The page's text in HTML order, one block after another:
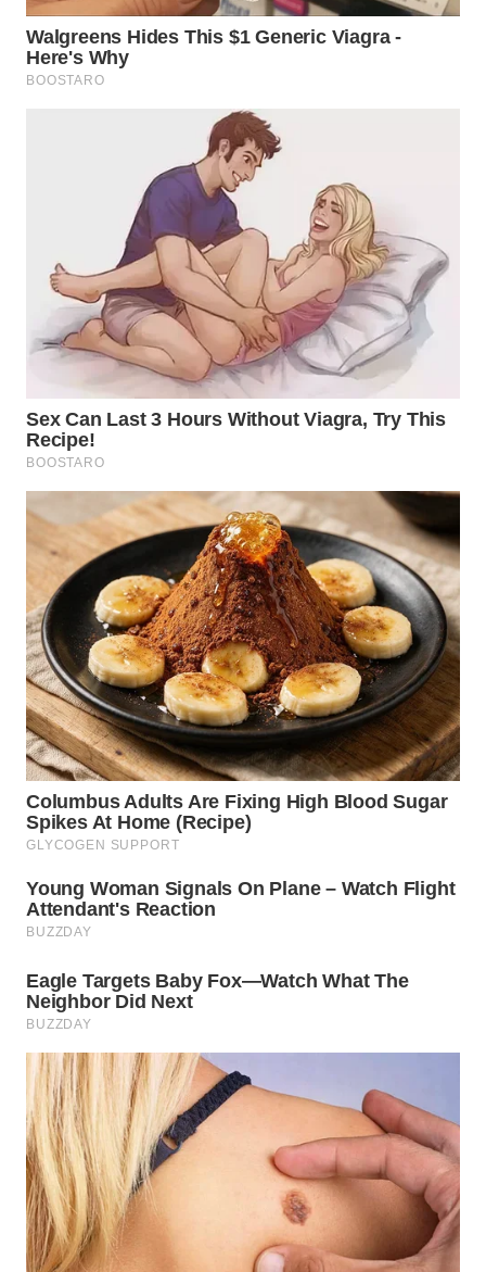
WN
INDRAMAYU
WN
SUBANG
WN
WN
PURWAKARTA
WN
PRIANGAN
TIMUR
WN
SEMARANG
WN
SOLO
WN
BOROBUDUR
MADURA
WN
NATUNA
WN
BINTAN
WN
MANDALIKA
WN